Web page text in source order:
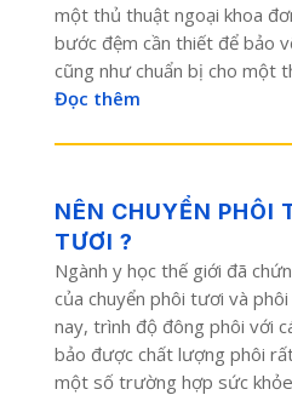
một thủ thuật ngoại khoa
bước đệm cần thiết để bảo
cũng như chuẩn bị cho một
Đọc thêm
NÊN CHUYỂN PHÔI
TƯƠI ?
Ngành y học thế giới đã
của chuyển phôi tươi và
nay, trình độ đông phôi với
bảo được chất lượng phôi
một số trường hợp sức